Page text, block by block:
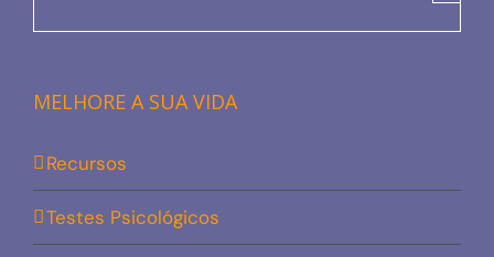
MELHORE A SUA VIDA
Recursos
Testes Psicológicos